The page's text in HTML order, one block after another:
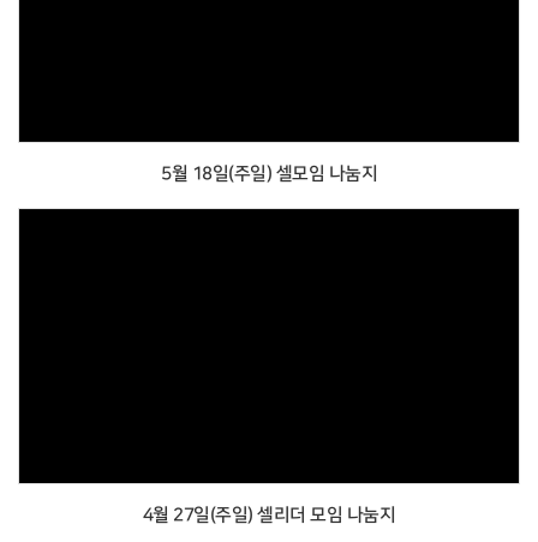
5월 18일(주일) 셀모임 나눔지
4월 27일(주일) 셀리더 모임 나눔지